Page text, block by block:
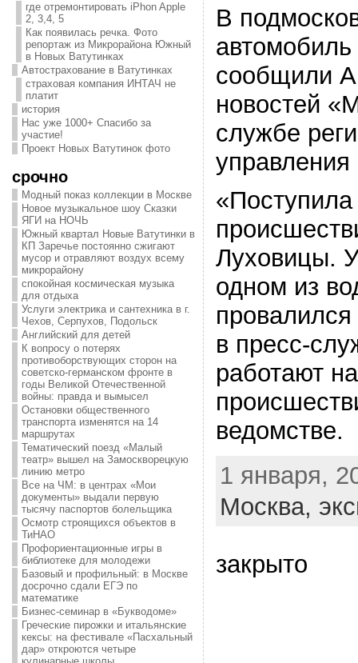
где отремонтировать iPhon Apple
2, 3,4, 5
Как появилась речка. Фото
репортаж из Микрорайона Южный
в Новых Ватутинках
Автострахование в Ватутинках
страховая компания ИНТАЧ не
платит
история
Нас уже 1000+ Спасибо за
участие!
Проект Новых Ватутинок фото
срочно
Модный показ коллекции в Москве
Новое музыкальное шоу Сказки
ЯГИ на НОЧЬ
Южный квартал Новые Ватутинки в
КП Заречье постоянно сжигают
мусор и отравляют воздух всему
микрорайону
спокойная космическая музыка
для отдыха
Услуги электрика и сантехника в г.
Чехов, Серпухов, Подольск
Английский для детей
К вопросу о потерях
противоборствующих сторон на
советско-германском фронте в
годы Великой Отечественной
войны: правда и вымысел
Остановки общественного
транспорта изменятся на 14
маршрутах
Тематический поезд «Малый
театр» вышел на Замоскворецкую
линию метро
Все на ЧМ: в центрах «Мои
документы» выдали первую
тысячу паспортов болельщика
Осмотр строящихся объектов в
ТиНАО
Профориентационные игры в
библиотеке для молодежи
Базовый и профильный: в Москве
досрочно сдали ЕГЭ по
математике
Бизнес-семинар в «Букводоме»
Греческие пирожки и итальянские
кексы: на фестивале «Пасхальный
дар» откроются четыре
В
сообщили
новостей
службе
Луховицы.
одном из
в пресс-
работают
ведомстве.
1 января,
Москва,
закрыто